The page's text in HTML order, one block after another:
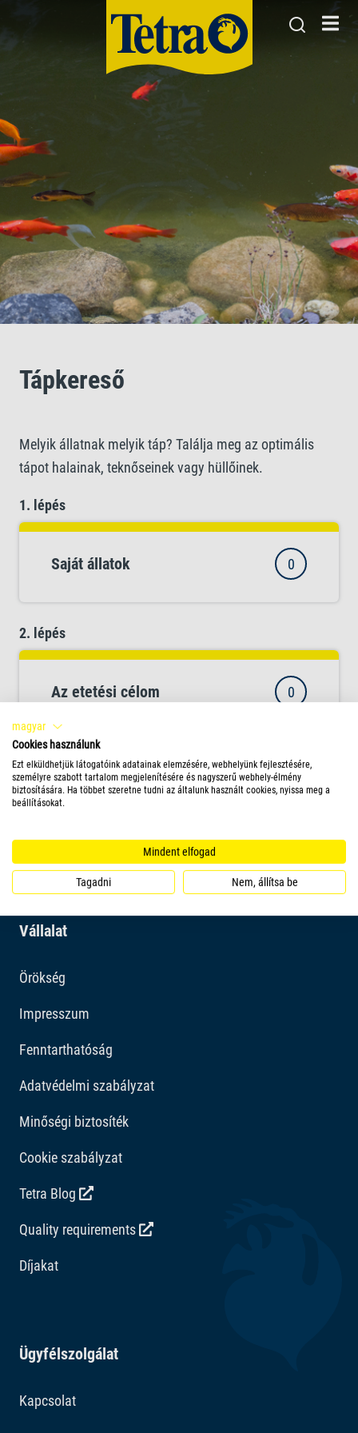
Tápkereső
Melyik állatnak melyik táp? Találja meg az optimális
tápot halainak, teknőseinek vagy hüllőinek.
1. lépés
Saját állatok 0
2. lépés
Az etetési célom 0
TERMÉK
Vállalat
Örökség
Impresszum
Fenntarthatóság
Adatvédelmi szabályzat
Minőségi biztosíték
Cookie szabályzat
Tetra Blog
Quality requirements
Díjakat
Ügyfélszolgálat
Kapcsolat
magyar
Cookies használunk
Ezt elküldhetjük látogatóink adatainak elemzésére, webhelyünk fejlesztésére,
személyre szabott tartalom megjelenítésére és nagyszerű webhely-élmény
biztosítására. Ha többet szeretne tudni az általunk használt cookies, nyissa meg a
beállításokat.
Mindent elfogad
Tagadni Nem, állítsa be